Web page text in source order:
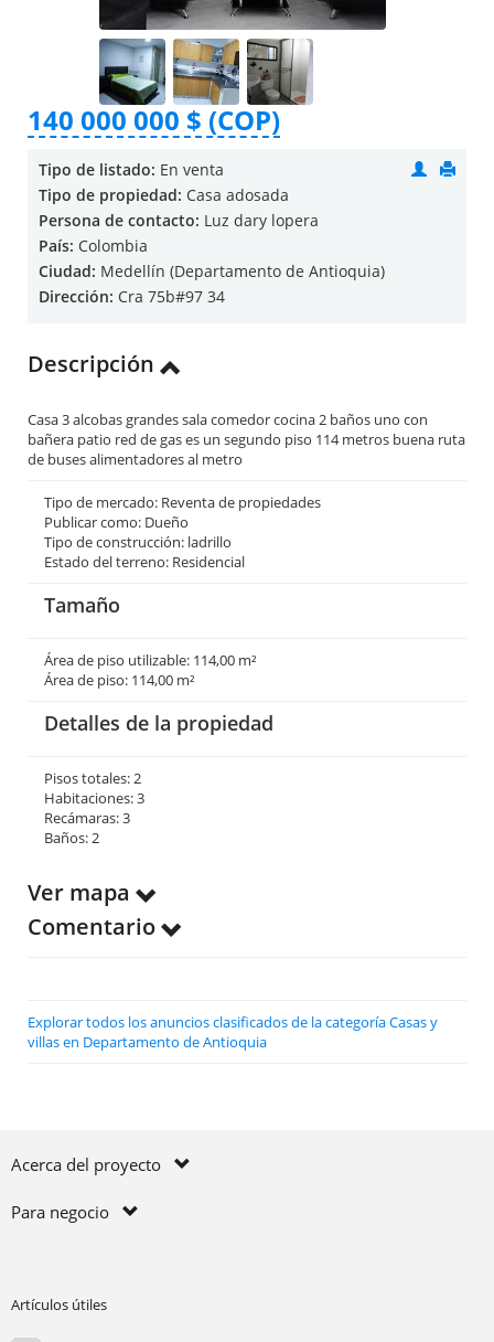
140 000 000 $ (COP)
Tipo de listado: En venta
Tipo de propiedad: Casa adosada
Persona de contacto: Luz dary lopera
País: Colombia
Ciudad: Medellín (Departamento de Antioquia)
Dirección: Cra 75b#97 34
Descripción
Casa 3 alcobas grandes sala comedor cocina 2 baños uno con
bañera patio red de gas es un segundo piso 114 metros buena ruta
de buses alimentadores al metro
Tipo de mercado: Reventa de propiedades
Publicar como: Dueño
Tipo de construcción: ladrillo
Estado del terreno: Residencial
Tamaño
Área de piso utilizable: 114,00 m²
Área de piso: 114,00 m²
Detalles de la propiedad
Pisos totales: 2
Habitaciones: 3
Recámaras: 3
Baños: 2
Ver mapa
Comentario
Explorar todos los anuncios clasificados de la categoría Casas y
villas en Departamento de Antioquia
Acerca del proyecto
Para negocio
Artículos útiles